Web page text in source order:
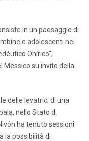
in un paesaggio di
e adolescenti nei
Onírico”,
Messico su invito della
delle levatrici di una
nello Stato di
ha tenuto sessioni
la possibilità di